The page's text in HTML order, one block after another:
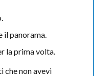
il panorama.
la prima volta.
che non avevi